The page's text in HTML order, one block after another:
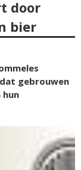
door
bier
gebrouwen